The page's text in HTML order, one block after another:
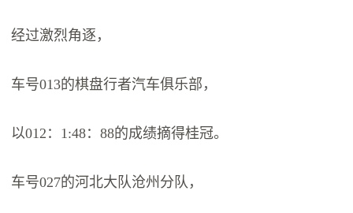
经过激烈角逐，
车号013的棋盘行者汽车俱乐部，
以012：1:48：88的成绩摘得桂冠。
车号027的河北大队沧州分队，